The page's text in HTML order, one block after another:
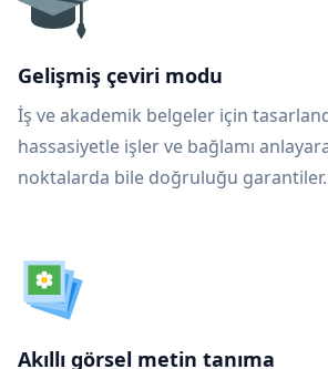
Gelişmiş çeviri modu
İş ve akademik belgeler için
hassasiyetle işler ve bağlamı
noktalarda bile doğruluğu garantiler.
Akıllı görsel metin tanıma